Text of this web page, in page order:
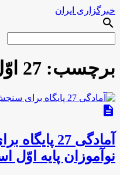
خبرگزاری ایران
search
برچسب: 27 اوّل
description
آمادگی 27
نوآموزان پایه اوّل